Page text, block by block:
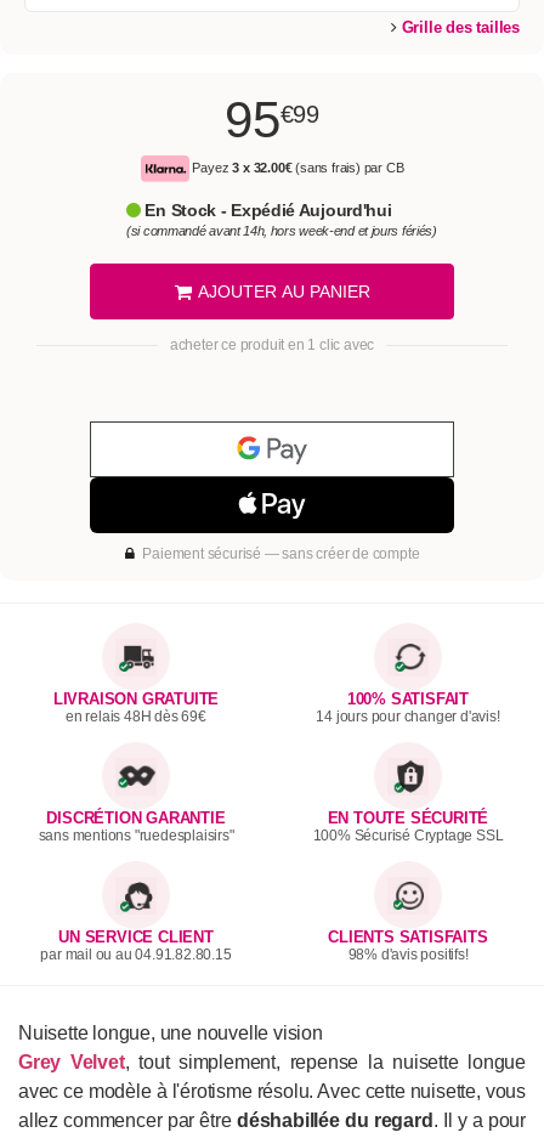
Grille des tailles
95€99
Payez3 x 32.00€(sans frais) par CB
En Stock - Expédié Aujourd'hui
(si commandé avant 14h, hors week-end et jours fériés)
AJOUTER AU PANIER
acheter ce produit en 1 clic avec
Paiement sécurisé — sans créer de compte
LIVRAISON GRATUITE
en relais 48H dès 69€
100% SATISFAIT
14 jours pour changer d'avis!
DISCRÉTION GARANTIE
sans mentions "ruedesplaisirs"
EN TOUTE SÉCURITÉ
100% Sécurisé Cryptage SSL
UN SERVICE CLIENT
par mail ou au 04.91.82.80.15
CLIENTS SATISFAITS
98% d'avis positifs!
Nuisette longue, une nouvelle vision
Grey Velvet, tout simplement, repense la nuisette longue
avec ce modèle à l'érotisme résolu. Avec cette nuisette, vous
allez commencer par être déshabillée du regard . Il y a pour